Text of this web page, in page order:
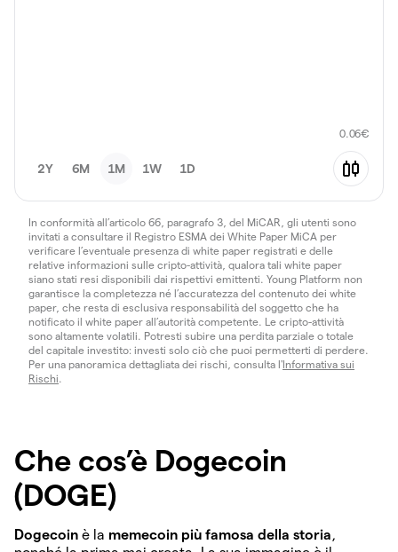
0.06€
2Y 6M 1M 1W 1D
In conformità all’articolo 66, paragrafo 3, del MiCAR, gli utenti sono
invitati a consultare il Registro ESMA dei White Paper MiCA per
verificare l’eventuale presenza di white paper registrati e delle
relative informazioni sulle cripto-attività, qualora tali white paper
siano stati resi disponibili dai rispettivi emittenti. Young Platform non
garantisce la completezza né l’accuratezza del contenuto dei white
paper, che resta di esclusiva responsabilità del soggetto che ha
notificato il white paper all’autorità competente. Le cripto-attività
sono altamente volatili. Potresti subire una perdita parziale o totale
del capitale investito: investi solo ciò che puoi permetterti di perdere.
Per una panoramica dettagliata dei rischi, consulta l'Informativa sui
Rischi.
Che cos’è Dogecoin
(DOGE)
Dogecoin è la memecoin più famosa della storia,